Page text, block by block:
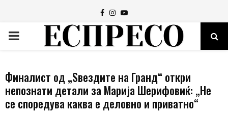
Facebook
Instagram
Youtube
PRIMARY
Финалист од „Ѕвездите на Гранд“ откри
непознати детали за Марија Шерифовиќ: „Не
се споредува каква е деловно и приватно“